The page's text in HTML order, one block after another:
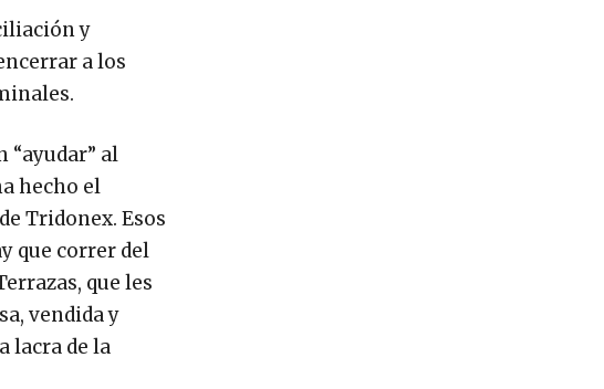
y
a los
“ayudar” al
hecho el
Tridonex. Esos
que correr del
que les
vendida y
lacra de la